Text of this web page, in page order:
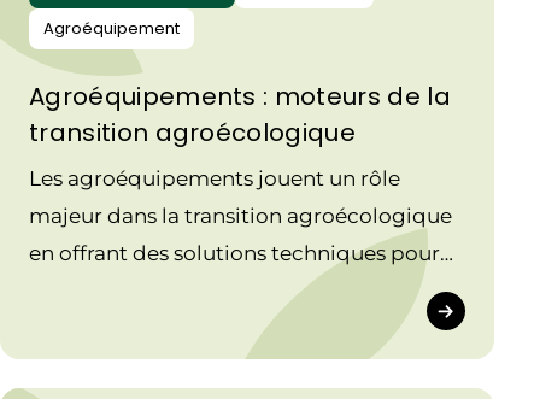
Agroéquipement
Agroéquipements : moteurs de la
transition agroécologique
Les agroéquipements jouent un rôle
majeur dans la transition agroécologique
en offrant des solutions techniques pour
concilier performance agricole et respect